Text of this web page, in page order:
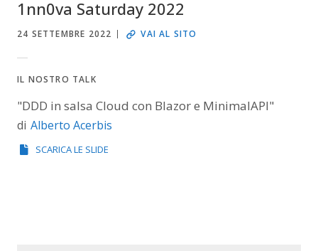
1nn0va Saturday 2022
24 SETTEMBRE 2022 VAI AL SITO
IL NOSTRO TALK
"DDD in salsa Cloud con Blazor e MinimalAPI"
di Alberto Acerbis
SCARICA LE SLIDE